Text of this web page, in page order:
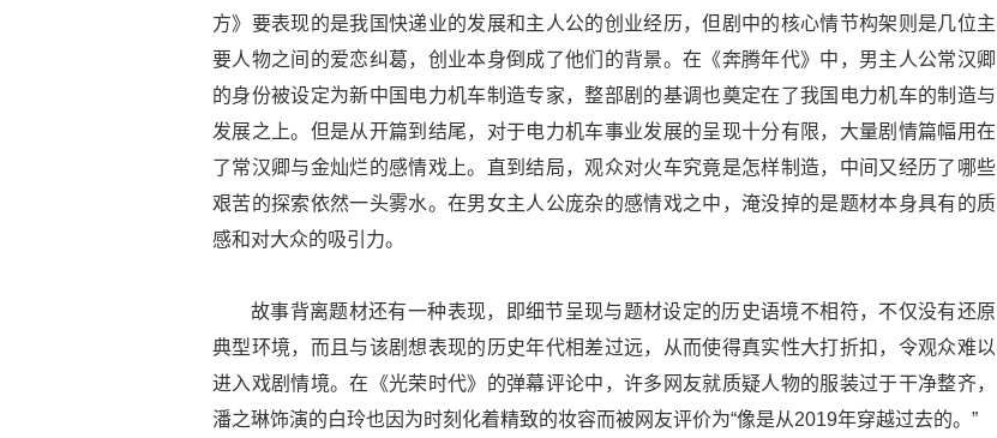
方》要表现的是我国快递业的发展和主人公的创业经历，但剧中的核心情节构架则是几位主
要人物之间的爱恋纠葛，创业本身倒成了他们的背景。在《奔腾年代》中，男主人公常汉卿
的身份被设定为新中国电力机车制造专家，整部剧的基调也奠定在了我国电力机车的制造与
发展之上。但是从开篇到结尾，对于电力机车事业发展的呈现十分有限，大量剧情篇幅用在
了常汉卿与金灿烂的感情戏上。直到结局，观众对火车究竟是怎样制造，中间又经历了哪些
艰苦的探索依然一头雾水。在男女主人公庞杂的感情戏之中，淹没掉的是题材本身具有的质
感和对大众的吸引力。
故事背离题材还有一种表现，即细节呈现与题材设定的历史语境不相符，不仅没有还原
典型环境，而且与该剧想表现的历史年代相差过远，从而使得真实性大打折扣，令观众难以
进入戏剧情境。在《光荣时代》的弹幕评论中，许多网友就质疑人物的服装过于干净整齐，
潘之琳饰演的白玲也因为时刻化着精致的妆容而被网友评价为“像是从2019年穿越过去的。”